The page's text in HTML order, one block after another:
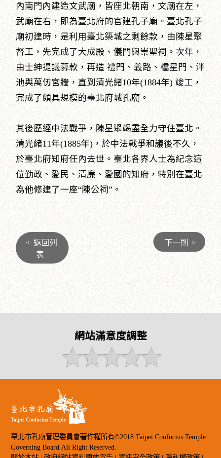
內南門內建造文武廟，皆座北朝南，文廟在左，
武廟在右，即為臺北府的官建孔子廟。臺北孔子
廟初建時，是利用臺北築城之剩餘款，由陳星聚
督工，先完成了大成殿、儀門與崇聖祠。次年，
由士紳提議募款，再造 禮門、義路、櫺星門、泮
池與萬仞宮牆，直到清光緒10年(1884年) 竣工，
完成了頗具規模的臺北府城孔廟。
其後歷經中法戰爭，陳星聚竭盡全力守住臺北。
清光緒11年(1885年)，於中法戰爭和議後不久，
於臺北府知府任內去世。臺北各界人士為紀念這
位勤政、愛民、清廉、愛國的知府，特別在臺北
為他修建了一座“陳公祠”。
< 返回列
表
下一則 >
網站滿意度調整
臺北市孔廟管理委員會著作權所有©2018 Taipei Confucius Temple
Governing Board.All Right Reserved.